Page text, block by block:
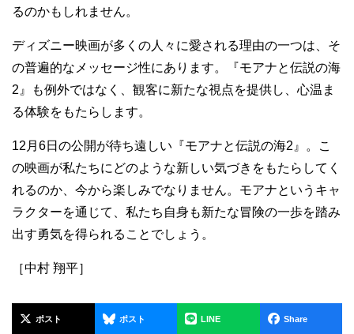
るのかもしれません。
ディズニー映画が多くの人々に愛される理由の一つは、そ
の普遍的なメッセージ性にあります。『モアナと伝説の海
2』も例外ではなく、観客に新たな視点を提供し、心温ま
る体験をもたらします。
12月6日の公開が待ち遠しい『モアナと伝説の海2』。こ
の映画が私たちにどのような新しい気づきをもたらしてく
れるのか、今から楽しみでなりません。モアナというキャ
ラクターを通じて、私たち自身も新たな冒険の一歩を踏み
出す勇気を得られることでしょう。
［中村 翔平］
ポスト ポスト LINE Share